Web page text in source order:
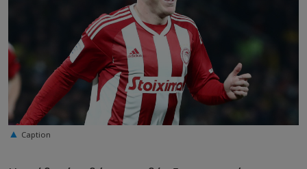
Caption